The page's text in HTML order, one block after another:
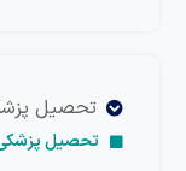
تحصیل پزشکی
تحصیل پزشکی در ایتالیا